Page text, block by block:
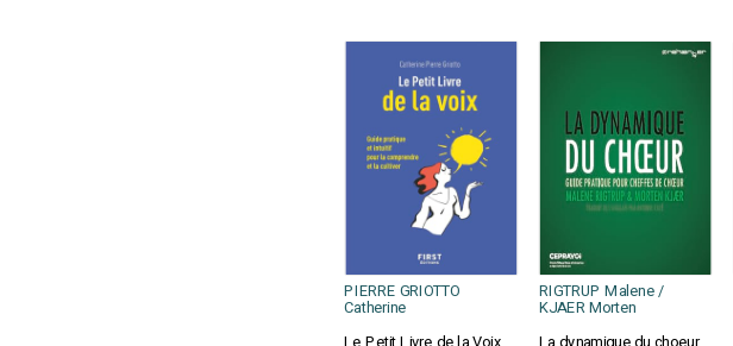
PIERRE GRIOTTO
Catherine
RIGTRUP Malene /
KJAER Morten